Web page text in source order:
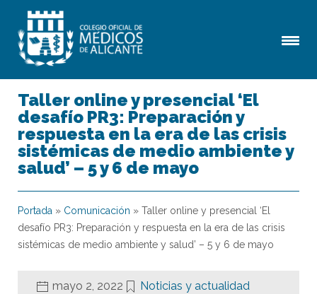
Taller online y presencial ‘El
desafío PR3: Preparación y
respuesta en la era de las crisis
sistémicas de medio ambiente y
salud’ – 5 y 6 de mayo
Portada » Comunicación » Taller online y presencial ‘El
desafío PR3: Preparación y respuesta en la era de las crisis
sistémicas de medio ambiente y salud’ – 5 y 6 de mayo
mayo 2, 2022 Noticias y actualidad